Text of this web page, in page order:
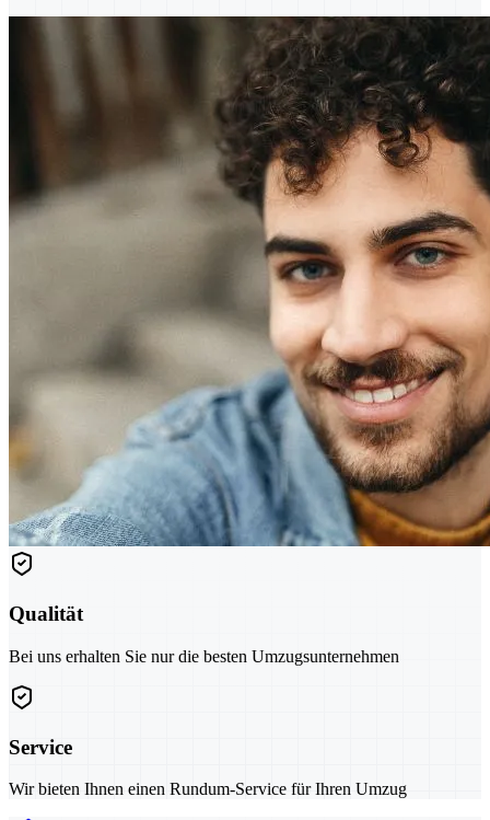
Qualität
Bei uns erhalten Sie nur die besten Umzugsunternehmen
Service
Wir bieten Ihnen einen Rundum-Service für Ihren Umzug